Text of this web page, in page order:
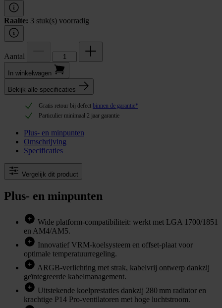
Raalte: 3 stuk(s) voorradig
Aantal
In winkel­wagen
Bekijk alle specificaties
Gratis retour bij defect binnen de garantie*
Particulier minimaal 2 jaar garantie
Plus- en minpunten
Omschrijving
Specificaties
Vergelijk dit product
Plus- en minpunten
Wide platform-compatibiliteit: werkt met LGA 1700/1851
en AM4/AM5.
Innovatief VRM-koelsysteem en offset-plaat voor
optimale temperatuurregeling.
ARGB-verlichting met strak, kabelvrij ontwerp dankzij
geïntegreerde kabelmanagement.
Uitstekende koelprestaties dankzij 280 mm radiator en
krachtige P14 Pro-ventilatoren met hoge luchtstroom.